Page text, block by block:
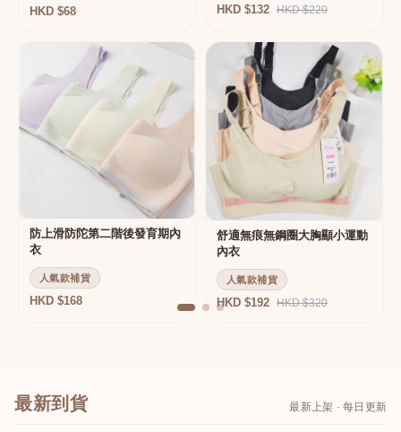
HKD $68 HKD $132 HKD $220
防上滑防陀第二階後發育期內
衣
人氣款補貨
HKD $168
舒適無痕無鋼圈大胸顯小運動
內衣
人氣款補貨
HKD $192 HKD $320
最新到貨 最新上架 · 每日更新